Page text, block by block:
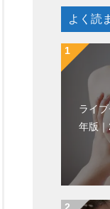
よく読
ライ
年版